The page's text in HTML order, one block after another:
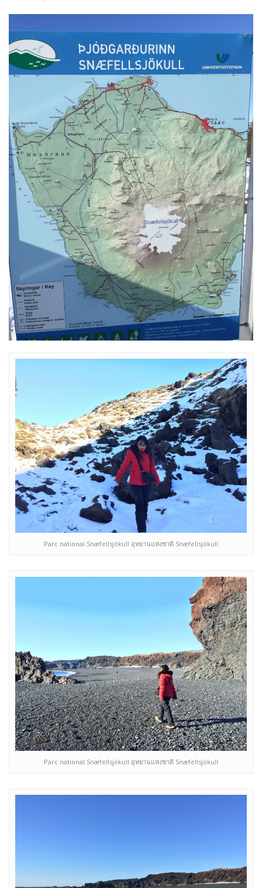
Parc national Snæfellsjökull อุทยานแห่งชาติ Snæfellsjökull
Parc national Snæfellsjökull อุทยานแห่งชาติ Snæfellsjökull